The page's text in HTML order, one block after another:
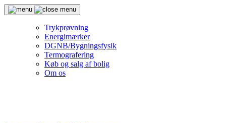
Trykprøvning
Energimærker
DGNB/Bygningsfysik
Termografering
Køb og salg af bolig
Om os